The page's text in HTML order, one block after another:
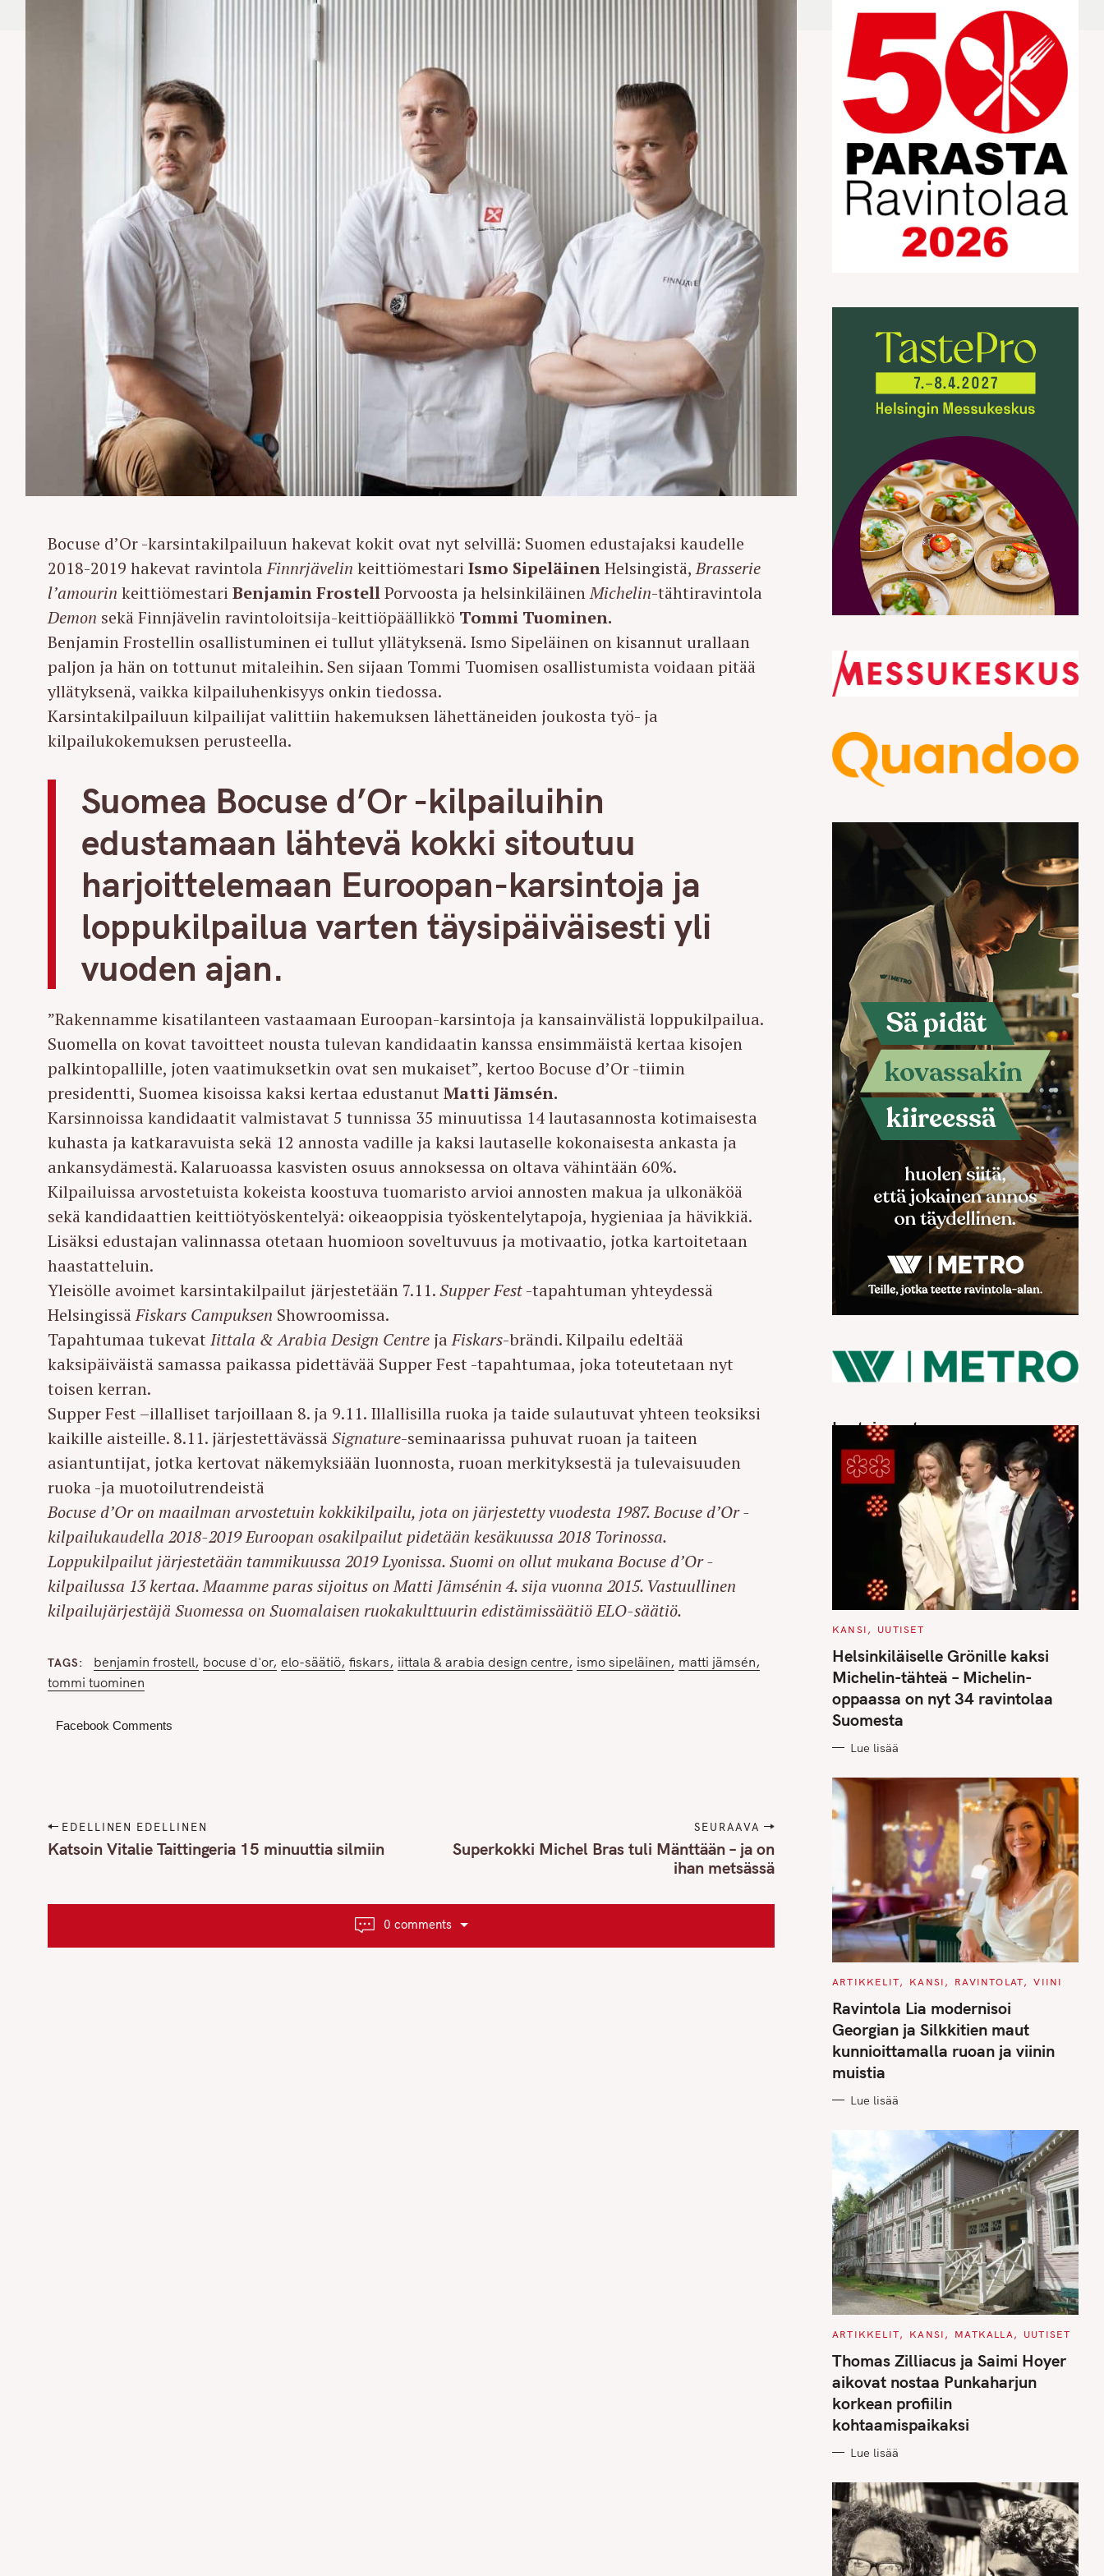
Bocuse d’Or -karsintakilpailuun hakevat kokit ovat nyt selvillä: Suomen edustajaksi kaudelle
2018-2019 hakevat ravintolaFinnrjävelin keittiömestariIsmo SipeläinenHelsingistä,Brasserie
l’amourin keittiömestariBenjamin FrostellPorvoosta ja helsinkiläinenMichelin-tähtiravintola
Demon sekä Finnjävelin ravintoloitsija-keittiöpäällikkö Tommi Tuominen.
Benjamin Frostellin osallistuminen ei tullut yllätyksenä. Ismo Sipeläinen on kisannut urallaan
paljon ja hän on tottunut mitaleihin. Sen sijaan Tommi Tuomisen osallistumista voidaan pitää
yllätyksenä, vaikka kilpailuhenkisyys onkin tiedossa.
Karsintakilpailuun kilpailijat valittiin hakemuksen lähettäneiden joukosta työ- ja
kilpailukokemuksen perusteella.
Suomea Bocuse d’Or -kilpailuihin
edustamaan lähtevä kokki sitoutuu
harjoittelemaan Euroopan-karsintoja ja
loppukilpailua varten täysipäiväisesti yli
vuoden ajan.
”Rakennamme kisatilanteen vastaamaan Euroopan-karsintoja ja kansainvälistä loppukilpailua.
Suomella on kovat tavoitteet nousta tulevan kandidaatin kanssa ensimmäistä kertaa kisojen
palkintopallille, joten vaatimuksetkin ovat sen mukaiset”, kertoo Bocuse d’Or -tiimin
presidentti, Suomea kisoissa kaksi kertaa edustanutMatti Jämsén.
Karsinnoissa kandidaatit valmistavat 5 tunnissa 35 minuutissa 14 lautasannosta kotimaisesta
kuhasta ja katkaravuista sekä 12 annosta vadille ja kaksi lautaselle kokonaisesta ankasta ja
ankansydämestä. Kalaruoassa kasvisten osuus annoksessa on oltava vähintään 60%.
Kilpailuissa arvostetuista kokeista koostuva tuomaristo arvioi annosten makua ja ulkonäköä
sekä kandidaattien keittiötyöskentelyä: oikeaoppisia työskentelytapoja, hygieniaa ja hävikkiä.
Lisäksi edustajan valinnassa otetaan huomioon soveltuvuus ja motivaatio, jotka kartoitetaan
haastatteluin.
Yleisölle avoimet karsintakilpailut järjestetään 7.11.Supper Fest-tapahtuman yhteydessä
HelsingissäFiskars Campuksen Showroomissa.
Tapahtumaa tukevatIittala & Arabia Design Centre jaFiskars-brändi. Kilpailu edeltää
kaksipäiväistä samassa paikassa pidettävää Supper Fest -tapahtumaa, joka toteutetaan nyt
toisen kerran.
Supper Fest –illalliset tarjoillaan 8. ja 9.11. Illallisilla ruoka ja taide sulautuvat yhteen teoksiksi
kaikille aisteille. 8.11. järjestettävässäSignature-seminaarissa puhuvat ruoan ja taiteen
asiantuntijat, jotka kertovat näkemyksiään luonnosta, ruoan merkityksestä ja tulevaisuuden
ruoka -ja muotoilutrendeistä
Bocuse d’Or on maailman arvostetuin kokkikilpailu, jota on järjestetty vuodesta 1987. Bocuse d’Or -
kilpailukaudella 2018-2019 Euroopan osakilpailut pidetään kesäkuussa 2018 Torinossa.
Loppukilpailut järjestetään tammikuussa 2019 Lyonissa. Suomi on ollut mukana Bocuse d’Or -
kilpailussa 13 kertaa. Maamme paras sijoitus on Matti Jämsénin 4. sija vuonna 2015. Vastuullinen
kilpailujärjestäjä Suomessa on Suomalaisen ruokakulttuurin edistämissäätiö ELO-säätiö.
TAGS benjamin frostell bocuse d'or elo-säätiö fiskars iittala & arabia design centre ismo sipeläinen matti jämsén
tommi tuominen
Facebook Comments
P
o
EDELLINEN EDELLINEN
Katsoin Vitalie Taittingeria 15 minuuttia silmiin
SEURAAVA
Superkokki Michel Bras tuli Mänttään – ja on
ihan metsässä
0 comments
Luetuimmat
C
T
E
G
O
I
E
S
KANSI UUTISET
Helsinkiläiselle Grönille kaksi
Michelin-tähteä – Michelin-
oppaassa on nyt 34 ravintolaa
Suomesta
Lue lisää
C
T
E
G
O
R
I
S
ARTIKKELIT KANSI RAVINTOLAT VIINI
Ravintola Lia modernisoi
Georgian ja Silkkitien maut
kunnioittamalla ruoan ja viinin
muistia
Lue lisää
C
T
E
O
R
I
E
S
ARTIKKELIT KANSI MATKALLA UUTISET
Thomas Zilliacus ja Saimi Hoyer
aikovat nostaa Punkaharjun
korkean profiilin
kohtaamispaikaksi
Lue lisää
S
e
a
r
c
h
f
o
:
Press Esc to cancel.